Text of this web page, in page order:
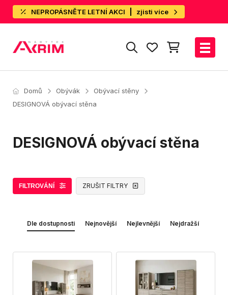
NEPROPÁSNĚTE LETNÍ AKCI zjisti více
Domů Obývák
Obývací stěny
DESIGNOVÁ obývací stěna
DESIGNOVÁ obývací stěna
FILTROVÁNÍ ZRUŠIT FILTRY
Dle dostupnosti Nejnovější Nejlevnější Nejdražší